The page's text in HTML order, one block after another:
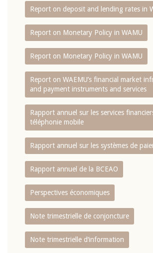
Report on deposit and lending rates in
Report on Monetary Policy in WAMU
Report on Monetary Policy in WAMU
Report on WAEMU’s financial market
and payment instruments and services
Rapport annuel sur les services
téléphonie mobile
Rapport annuel sur les systèmes de
Rapport annuel de la BCEAO
Perspectives économiques
Note trimestrielle de conjoncture
Note trimestrielle d‘information